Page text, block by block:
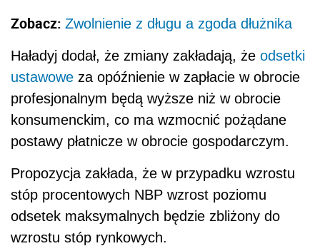
Zobacz: Zwolnienie z długu a zgoda dłużnika
Haładyj dodał, że zmiany zakładają, że odsetki
ustawowe za opóźnienie w zapłacie w obrocie
profesjonalnym będą wyższe niż w obrocie
konsumenckim, co ma wzmocnić pożądane
postawy płatnicze w obrocie gospodarczym.
Propozycja zakłada, że w przypadku wzrostu
stóp procentowych NBP wzrost poziomu
odsetek maksymalnych będzie zbliżony do
wzrostu stóp rynkowych.